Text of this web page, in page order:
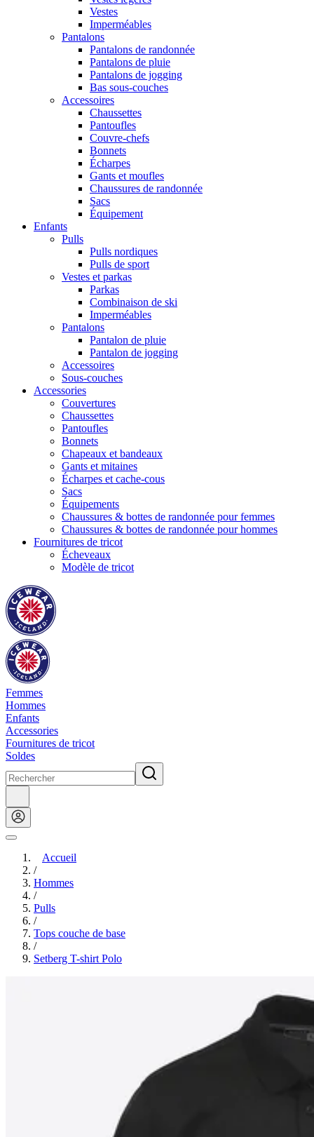
Vestes
Imperméables
Pantalons
Pantalons de randonnée
Pantalons de pluie
Pantalons de jogging
Bas sous-couches
Accessoires
Chaussettes
Pantoufles
Couvre-chefs
Bonnets
Écharpes
Gants et moufles
Chaussures de randonnée
Sacs
Équipement
Enfants
Pulls
Pulls nordiques
Pulls de sport
Vestes et parkas
Parkas
Combinaison de ski
Imperméables
Pantalons
Pantalon de pluie
Pantalon de jogging
Accessoires
Sous-couches
Accessories
Couvertures
Chaussettes
Pantoufles
Bonnets
Chapeaux et bandeaux
Gants et mitaines
Écharpes et cache-cous
Sacs
Équipements
Chaussures & bottes de randonnée pour femmes
Chaussures & bottes de randonnée pour hommes
Fournitures de tricot
Écheveaux
Modèle de tricot
Femmes
Hommes
Enfants
Accessories
Fournitures de tricot
Soldes
Accueil
/
Hommes
/
Pulls
/
Tops couche de base
/
Setberg T-shirt Polo